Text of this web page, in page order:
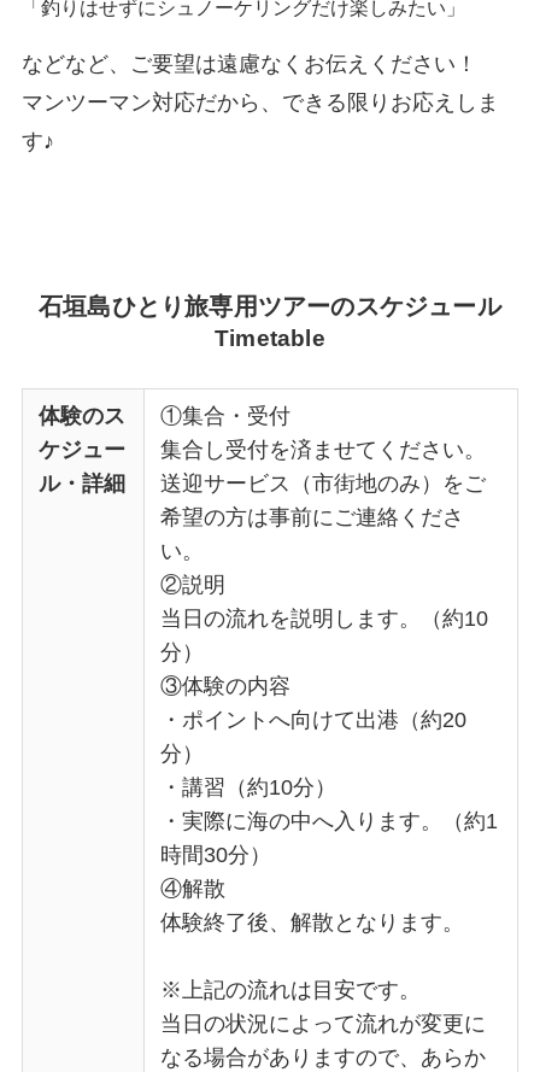
「釣りはせずにシュノーケリングだけ楽しみたい」
などなど、ご要望は遠慮なくお伝えください！
マンツーマン対応だから、できる限りお応えしま
す♪
石垣島ひとり旅専用ツアーのスケジュール
Timetable
体験のス
ケジュー
ル・詳細
①集合・受付
集合し受付を済ませてください。
送迎サービス（市街地のみ）をご
希望の方は事前にご連絡くださ
い。
②説明
当日の流れを説明します。（約10
分）
③体験の内容
・ポイントへ向けて出港（約20
分）
・講習（約10分）
・実際に海の中へ入ります。（約1
時間30分）
④解散
体験終了後、解散となります。
※上記の流れは目安です。
当日の状況によって流れが変更に
なる場合がありますので、あらか